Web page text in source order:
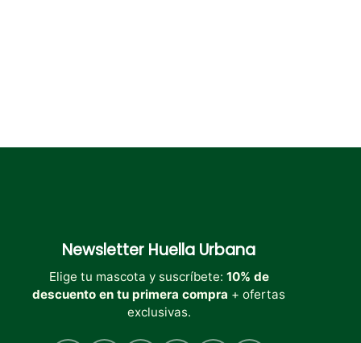
Newsletter Huella Urbana
Elige tu mascota y suscríbete: 10% de
descuento en tu primera compra + ofertas
exclusivas.